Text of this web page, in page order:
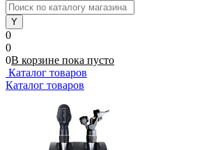
0
0
0В корзине пока пусто
Каталог товаров
Каталог товаров